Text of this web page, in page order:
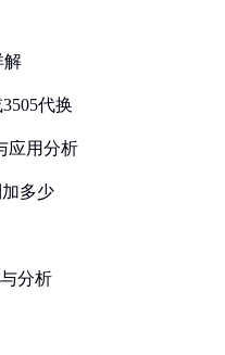
解
代换
应用分析
多少
分析